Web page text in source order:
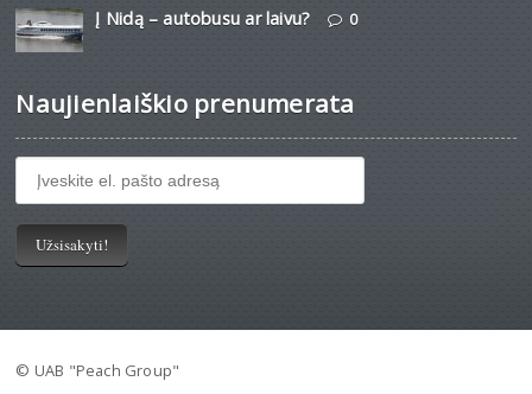
Į Nidą – autobusu ar laivu? 0
Naujienlaiškio prenumerata
© UAB "Peach Group"